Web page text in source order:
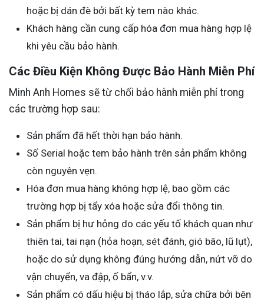
hoặc bị dán đè bởi bất kỳ tem nào khác.
Khách hàng cần cung cấp hóa đơn mua hàng hợp lệ
khi yêu cầu bảo hành.
Các Điều Kiện Không Được Bảo Hành Miễn Phí
Minh Anh Homes sẽ từ chối bảo hành miễn phí trong
các trường hợp sau:
Sản phẩm đã hết thời hạn bảo hành.
Số Serial hoặc tem bảo hành trên sản phẩm không
còn nguyên vẹn.
Hóa đơn mua hàng không hợp lệ, bao gồm các
trường hợp bị tẩy xóa hoặc sửa đổi thông tin.
Sản phẩm bị hư hỏng do các yếu tố khách quan như
thiên tai, tai nạn (hỏa hoạn, sét đánh, gió bão, lũ lụt),
hoặc do sử dụng không đúng hướng dẫn, nứt vỡ do
vận chuyển, va đập, ố bẩn, v.v.
Sản phẩm có dấu hiệu bị tháo lắp, sửa chữa bởi bên